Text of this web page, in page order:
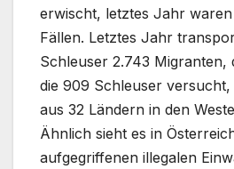
erwischt, letztes Jahr
Fällen. Letztes Jahr
Schleuser 2.743 Migranten,
die 909 Schleuser versucht,
aus 32 Ländern in den
Ähnlich sieht es in
aufgegriffenen illegalen